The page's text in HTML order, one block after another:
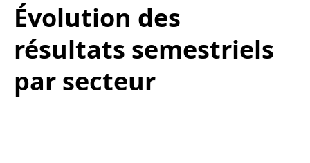
Évolution des
résultats semestriels
par secteur